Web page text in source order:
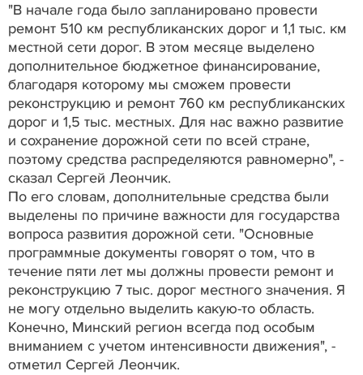
"В начале года было запланировано провести
ремонт 510 км республиканских дорог и 1,1 тыс. км
местной сети дорог. В этом месяце выделено
дополнительное бюджетное финансирование,
благодаря которому мы сможем провести
реконструкцию и ремонт 760 км республиканских
дорог и 1,5 тыс. местных. Для нас важно развитие
и сохранение дорожной сети по всей стране,
поэтому средства распределяются равномерно", -
сказал Сергей Леончик.
По его словам, дополнительные средства были
выделены по причине важности для государства
вопроса развития дорожной сети. "Основные
программные документы говорят о том, что в
течение пяти лет мы должны провести ремонт и
реконструкцию 7 тыс. дорог местного значения. Я
не могу отдельно выделить какую-то область.
Конечно, Минский регион всегда под особым
вниманием с учетом интенсивности движения", -
отметил Сергей Леончик.